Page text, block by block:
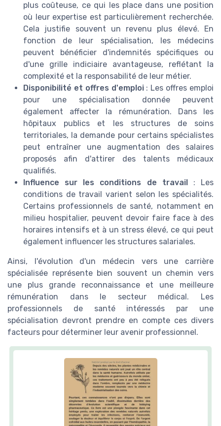
plus coûteuse, ce qui les place dans une position
où leur expertise est particulièrement recherchée.
Cela justifie souvent un revenu plus élevé. En
fonction de leur spécialisation, les médecins
peuvent bénéficier d'indemnités spécifiques ou
d'une grille indiciaire avantageuse, reflétant la
complexité et la responsabilité de leur métier.
Disponibilité et offres d'emploi: Les offres emploi
pour une spécialisation donnée peuvent
également affecter la rémunération. Dans les
hôpitaux publics et les structures de soins
territoriales, la demande pour certains spécialistes
peut entraîner une augmentation des salaires
proposés afin d'attirer des talents médicaux
qualifiés.
Influence sur les conditions de travail: Les
conditions de travail varient selon les spécialités.
Certains professionnels de santé, notamment en
milieu hospitalier, peuvent devoir faire face à des
horaires intensifs et à un stress élevé, ce qui peut
également influencer les structures salariales.
Ainsi, l'évolution d'un médecin vers une carrière
spécialisée représente bien souvent un chemin vers
une plus grande reconnaissance et une meilleure
rémunération dans le secteur médical. Les
professionnels de santé intéressés par une
spécialisation devront prendre en compte ces divers
facteurs pour déterminer leur avenir professionnel.